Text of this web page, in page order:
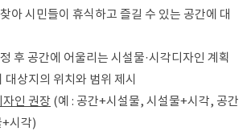
아 시민들이 휴식하고 즐길 수 있는 공간에 대
후 공간에 어울리는 시설물·시각디자인 계획
상지의 위치와 범위 제시
인 권장 (예 : 공간+시설물, 시설물+시각, 공간
시각)